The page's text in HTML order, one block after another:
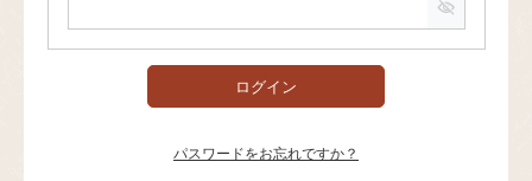
須
)
ログイン
パスワードをお忘れですか？